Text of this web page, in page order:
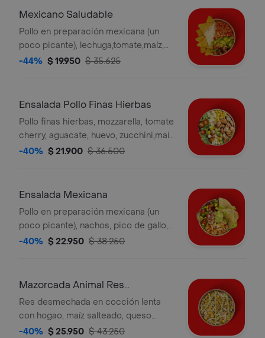
Mexicano Saludable
Pollo en preparación mexicana (un
poco picante), lechuga,tomate,maíz,
aguacate,nachos, arroz integral y
-44% $ 19.950 $ 35.625
Ensalada Pollo Finas Hierbas
Pollo finas hierbas, mozzarella, tomate
cherry, aguacate, huevo, zucchini,maíz,
base de lechuga y salsa verde. la
-40% $ 21.900 $ 36.500
Ensalada Mexicana
Pollo en preparación mexicana (un
poco picante), nachos, pico de gallo,
guacamole,mozzarella,maíz, lechuga y
-40% $ 22.950 $ 38.250
Mazorcada Animal Res
Desmechada
Res desmechada en cocción lenta
con hogao, maíz salteado, queso
mozzarella, papa ripio, salsa verde. la
-40% $ 25.950 $ 43.250